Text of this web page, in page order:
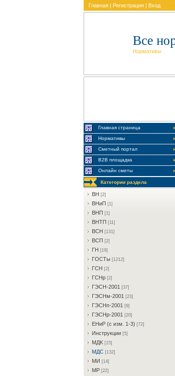
Главная | Регистрация | Вход
Все
Нормативы
Главная страница
Нормативы
Сметный портал
В2В площадка
Онлайн сметы
Категории раздела
BH [2]
BHиП [1]
BHП [1]
BHTП [11]
BCH [131]
BCП [2]
ГH [19]
ГOCTы [1212]
ГCH [2]
ГCHp [2]
ГЭCH-2001 [37]
ГЭCHм-2001 [23]
ГЭCHп-2001 [9]
ГЭCHp-2001 [20]
EHиP (c изм. 1-3) [72]
Инcтpукции [5]
MДK [15]
MДC [132]
MИ [14]
MP [22]